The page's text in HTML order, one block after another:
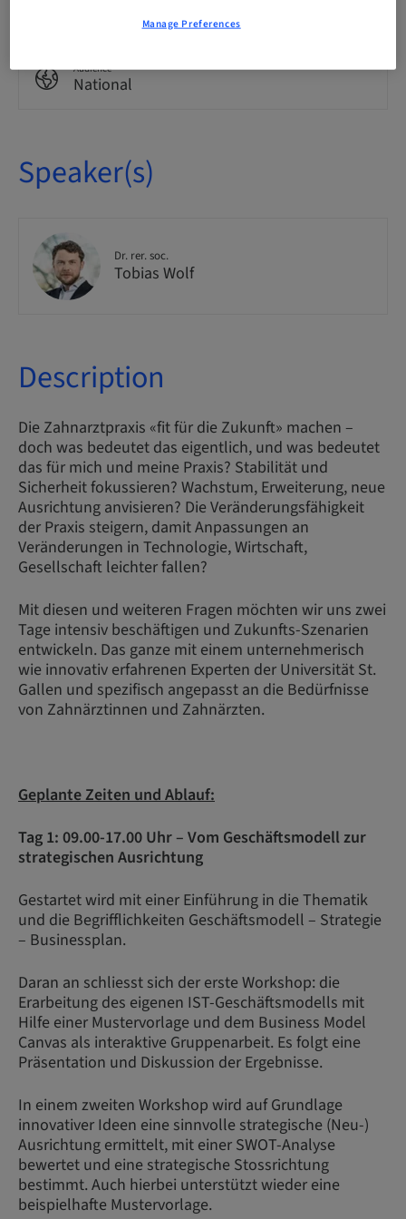
Audience
National
Speaker(s)
Dr. rer. soc.
Tobias Wolf
Description
Die Zahnarztpraxis «fit für die Zukunft» machen –
doch was bedeutet das eigentlich, und was bedeutet
das für mich und meine Praxis? Stabilität und
Sicherheit fokussieren? Wachstum, Erweiterung, neue
Ausrichtung anvisieren? Die Veränderungsfähigkeit
der Praxis steigern, damit Anpassungen an
Veränderungen in Technologie, Wirtschaft,
Gesellschaft leichter fallen?
Mit diesen und weiteren Fragen möchten wir uns zwei
Tage intensiv beschäftigen und Zukunfts-Szenarien
entwickeln. Das ganze mit einem unternehmerisch
wie innovativ erfahrenen Experten der Universität St.
Gallen und spezifisch angepasst an die Bedürfnisse
von Zahnärztinnen und Zahnärzten.
Geplante Zeiten und Ablauf:
Tag 1: 09.00-17.00 Uhr – Vom Geschäftsmodell zur
strategischen Ausrichtung
Gestartet wird mit einer Einführung in die Thematik
und die Begrifflichkeiten Geschäftsmodell – Strategie
– Businessplan.
Daran an schliesst sich der erste Workshop: die
Erarbeitung des eigenen IST-Geschäftsmodells mit
Hilfe einer Mustervorlage und dem Business Model
Canvas als interaktive Gruppenarbeit. Es folgt eine
Präsentation und Diskussion der Ergebnisse.
In einem zweiten Workshop wird auf Grundlage
innovativer Ideen eine sinnvolle strategische (Neu-)
Ausrichtung ermittelt, mit einer SWOT-Analyse
bewertet und eine strategische Stossrichtung
bestimmt. Auch hierbei unterstützt wieder eine
beispielhafte Mustervorlage.
Manage Preferences